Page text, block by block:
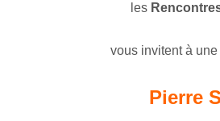
les
vous invitent à
Pierre